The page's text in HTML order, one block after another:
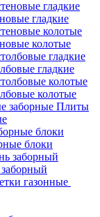
гладкие
колотые
гладкие
колотые
Плиты
блоки
газонные